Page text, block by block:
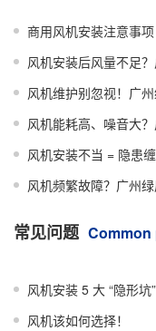
商用风机安装注意事项：
风机安装后风量不足
风机维护别忽视！广
风机能耗高、噪音大？广
风机安装不当 = 隐患缠身！
风机频繁故障？广州
常见问题
风机安装 5 大 “隐形
风机该如何选择！